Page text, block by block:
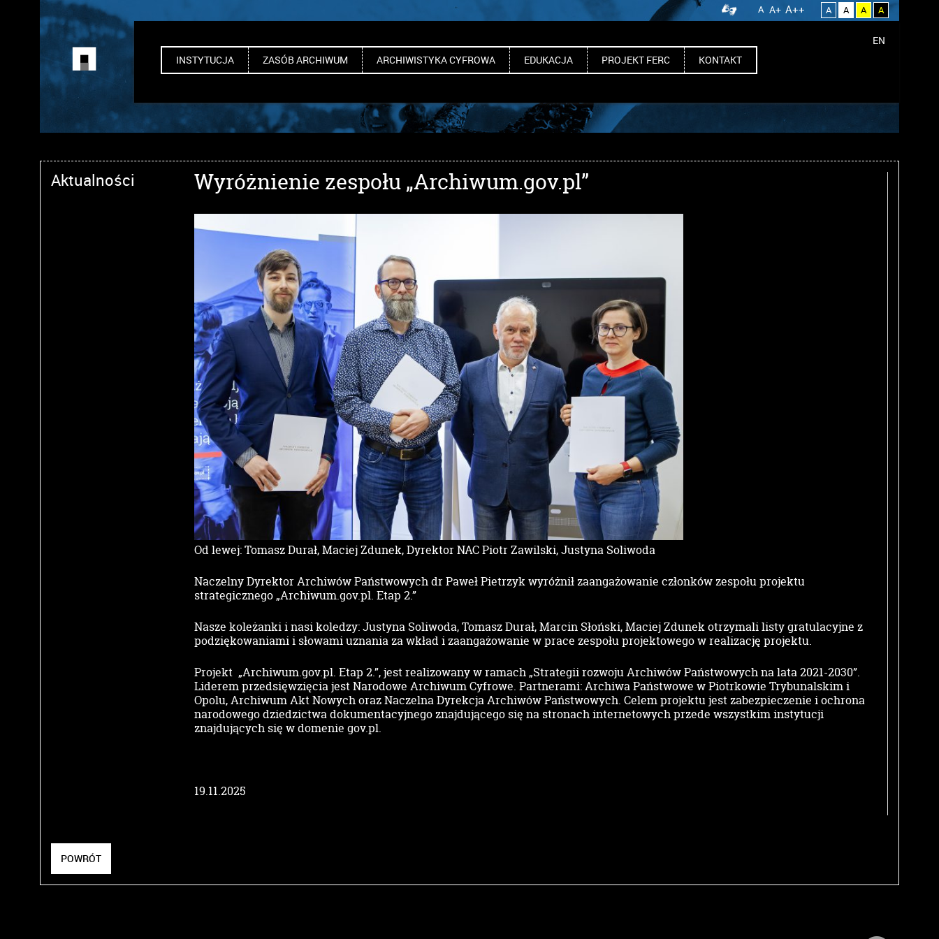
A A+ A++ A A A A
INSTYTUCJA ZASÓB ARCHIWUM ARCHIWISTYKA CYFROWA EDUKACJA PROJEKT FERC KONTAKT
EN
Aktualności Wyróżnienie zespołu „Archiwum.gov.pl”
Od lewej: Tomasz Durał, Maciej Zdunek, Dyrektor NAC Piotr Zawilski, Justyna Soliwoda
Naczelny Dyrektor Archiwów Państwowych dr Paweł Pietrzyk wyróżnił zaangażowanie członków zespołu projektu
strategicznego „Archiwum.gov.pl. Etap 2.”
Nasze koleżanki i nasi koledzy: Justyna Soliwoda, Tomasz Durał, Marcin Słoński, Maciej Zdunek otrzymali listy gratulacyjne z
podziękowaniami i słowami uznania za wkład i zaangażowanie w prace zespołu projektowego w realizację projektu.
Projekt „Archiwum.gov.pl. Etap 2.”, jest realizowany w ramach „Strategii rozwoju Archiwów Państwowych na lata 2021-2030”.
Liderem przedsięwzięcia jest Narodowe Archiwum Cyfrowe. Partnerami: Archiwa Państwowe w Piotrkowie Trybunalskim i
Opolu, Archiwum Akt Nowych oraz Naczelna Dyrekcja Archiwów Państwowych. Celem projektu jest zabezpieczenie i ochrona
narodowego dziedzictwa dokumentacyjnego znajdującego się na stronach internetowych przede wszystkim instytucji
znajdujących się w domenie gov.pl.
19.11.2025
POWRÓT